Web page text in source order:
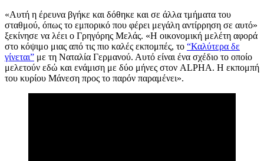
«Αυτή η έρευνα βγήκε και δόθηκε και σε άλλα τμήματα του
σταθμού, όπως το εμπορικό που φέρει μεγάλη αντίρρηση σε αυτό»
ξεκίνησε να λέει ο Γρηγόρης Μελάς. «Η οικονομική μελέτη αφορά
στο κόψιμο μιας από τις πιο καλές εκπομπές, το “Καλύτερα δε
γίνεται” με τη Ναταλία Γερμανού. Αυτό είναι ένα σχέδιο το οποίο
μελετούν εδώ και ενάμιση με δύο μήνες στον ALPHA. Η εκπομπή
του κυρίου Μάνεση προς το παρόν παραμένει».